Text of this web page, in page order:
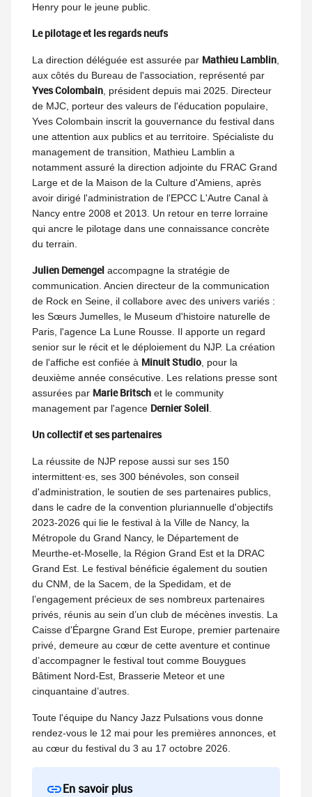
Henry pour le jeune public.
Le pilotage et les regards neufs
La direction déléguée est assurée par Mathieu Lamblin
aux côtés du Bureau de l'association, représenté par
Yves Colombain , président depuis mai 2025. Directeur
de MJC, porteur des valeurs de l'éducation populaire,
Yves Colombain inscrit la gouvernance du festival dans
une attention aux publics et au territoire. Spécialiste du
management de transition, Mathieu Lamblin a
notamment assuré la direction adjointe du FRAC Grand
Large et de la Maison de la Culture d'Amiens, après
avoir dirigé l'administration de l'EPCC L'Autre Canal à
Nancy entre 2008 et 2013. Un retour en terre lorraine
qui ancre le pilotage dans une connaissance concrète
du terrain.
Julien Demengel accompagne la stratégie de
communication. Ancien directeur de la communication
de Rock en Seine, il collabore avec des univers variés :
les Sœurs Jumelles, le Museum d'histoire naturelle de
Paris, l'agence La Lune Rousse. Il apporte un regard
senior sur le récit et le déploiement du NJP. La création
de l'affiche est confiée à Minuit Studio , pour la
deuxième année consécutive. Les relations presse sont
assurées par Marie Britsch et le community
management par l'agence Dernier Soleil
Un collectif et ses partenaires
La réussite de NJP repose aussi sur ses 150
intermittent·es, ses 300 bénévoles, son conseil
d'administration, le soutien de ses partenaires publics,
dans le cadre de la convention pluriannuelle d'objectifs
2023-2026 qui lie le festival à la Ville de Nancy, la
Métropole du Grand Nancy, le Département de
Meurthe-et-Moselle, la Région Grand Est et la DRAC
Grand Est. Le festival bénéficie également du soutien
du CNM, de la Sacem, de la Spedidam, et de
l’engagement précieux de ses nombreux partenaires
privés, réunis au sein d’un club de mécènes investis. La
Caisse d'Épargne Grand Est Europe, premier partenaire
privé, demeure au cœur de cette aventure et continue
d’accompagner le festival tout comme Bouygues
Bâtiment Nord-Est, Brasserie Meteor et une
cinquantaine d’autres.
Toute l'équipe du Nancy Jazz Pulsations vous donne
rendez-vous le 12 mai pour les premières annonces, et
au cœur du festival du 3 au 17 octobre 2026.
En savoir plus